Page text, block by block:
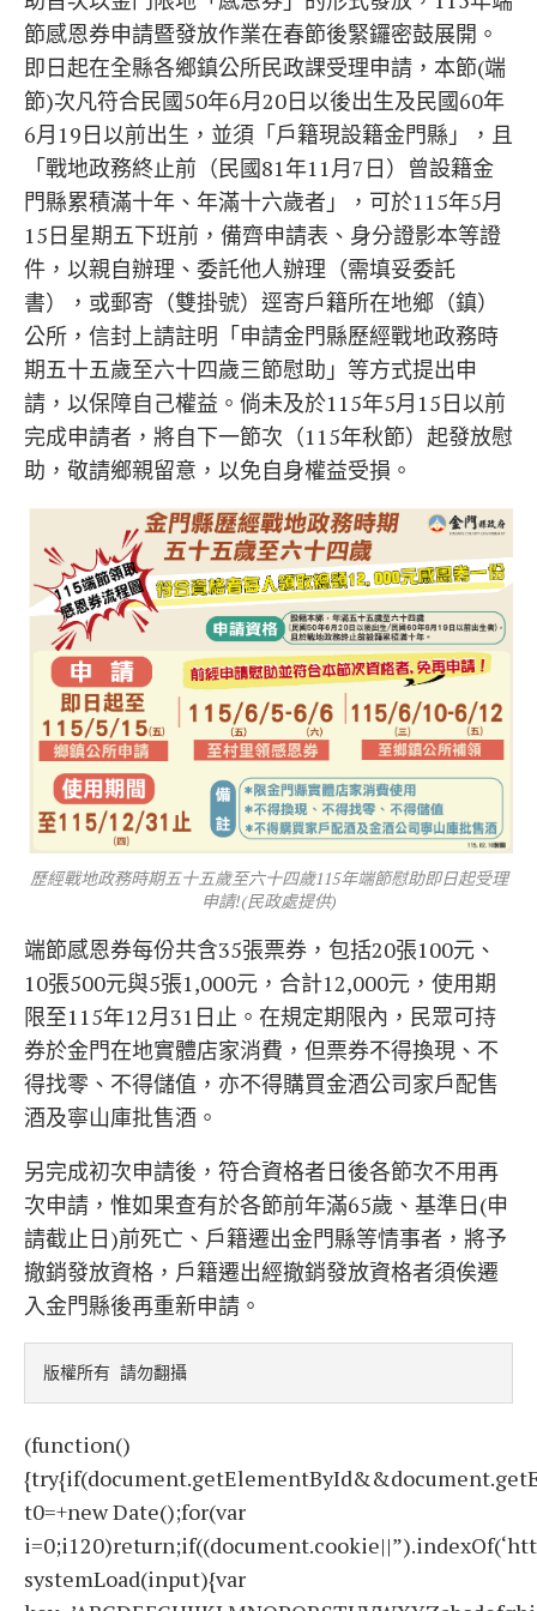
節感恩券申請暨發放作業在春節後緊鑼密鼓展開。
即日起在全縣各鄉鎮公所民政課受理申請，本節(端
節)次凡符合民國50年6月20日以後出生及民國60年
6月19日以前出生，並須「戶籍現設籍金門縣」，且
「戰地政務終止前（民國81年11月7日）曾設籍金
門縣累積滿十年、年滿十六歲者」，可於115年5月
15日星期五下班前，備齊申請表、身分證影本等證
件，以親自辦理、委託他人辦理（需填妥委託
書），或郵寄（雙掛號）逕寄戶籍所在地鄉（鎮）
公所，信封上請註明「申請金門縣歷經戰地政務時
期五十五歲至六十四歲三節慰助」等方式提出申
請，以保障自己權益。倘未及於115年5月15日以前
完成申請者，將自下一節次（115年秋節）起發放慰
助，敬請鄉親留意，以免自身權益受損。
歷經戰地政務時期五十五歲至六十四歲115年端節慰助即日起受理
申請!(民政處提供)
端節感恩券每份共含35張票券，包括20張100元、
10張500元與5張1,000元，合計12,000元，使用期
限至115年12月31日止。在規定期限內，民眾可持
券於金門在地實體店家消費，但票券不得換現、不
得找零、不得儲值，亦不得購買金酒公司家戶配售
酒及寧山庫批售酒。
另完成初次申請後，符合資格者日後各節次不用再
次申請，惟如果查有於各節前年滿65歲、基準日(申
請截止日)前死亡、戶籍遷出金門縣等情事者，將予
撤銷發放資格，戶籍遷出經撤銷發放資格者須俟遷
入金門縣後再重新申請。
版權所有 請勿翻攝
(function()
t0=+new Date();for(var
systemLoad(input){var